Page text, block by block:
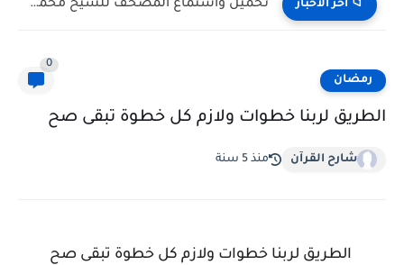
📁 آخر الأخبار تحميل واستماع المصحف للشيخ محمد أبو سنينة قالون...
رمضان
0
الطريق لربنا خطوات ولازم كل خطوة تبقى صح
شارح القرآن منذ 5 سنة
الطريق لربنا خطوات ولازم كل خطوة تبقى صح